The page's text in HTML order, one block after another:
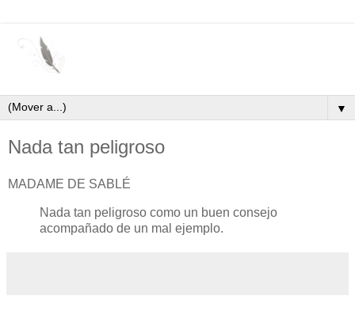
▼
Nada tan peligroso
MADAME DE SABLÉ
Nada tan peligroso como un buen consejo
acompañado de un mal ejemplo.